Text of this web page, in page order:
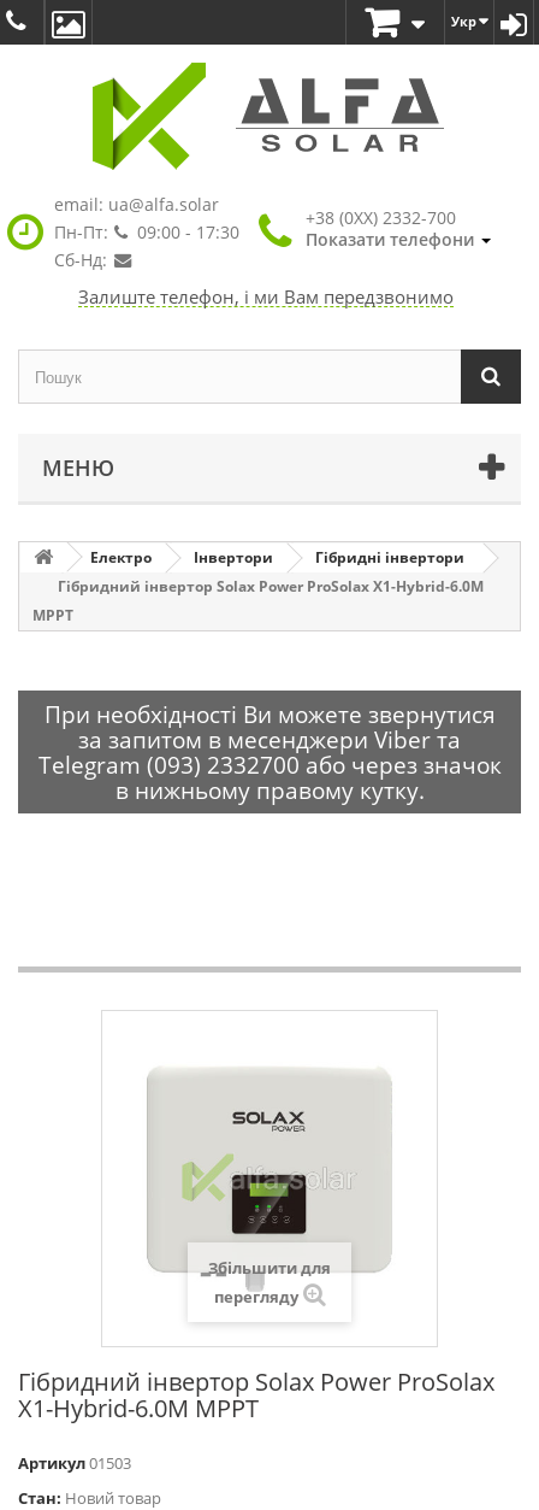
Укр
email: ua@alfa.solar
Пн-Пт:
09:00 - 17:30
Сб-Нд:
+38 (0XX) 2332-700
Показати телефони
Залиште телефон, і ми Вам передзвонимо
МЕНЮ
Електро Інвертори
Гібридні інвертори
Гібридний інвертор Solax Power ProSolax X1-Hybrid-6.0М
MРPT
При необхідності Ви можете звернутися
за запитом в месенджери Viber та
Telegram (093) 2332700 або через значок
в нижньому правому кутку.
Збільшити для
перегляду
Гібридний інвертор Solax Power ProSolax
X1-Hybrid-6.0М MРPT
Артикул01503
Стан: Новий товар